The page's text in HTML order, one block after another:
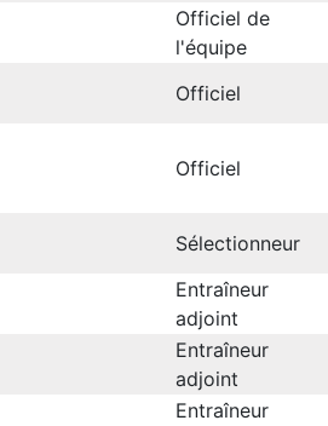
Officiel de
l'équipe
Officiel
Officiel
Sélectionneur
Entraîneur
adjoint
Entraîneur
adjoint
Entraîneur